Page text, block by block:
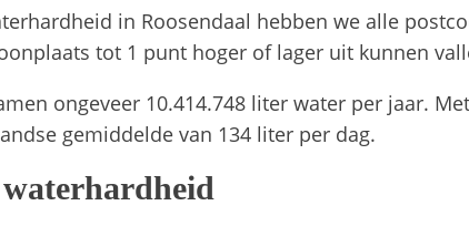
in Roosendaal hebben we alle
tot 1 punt hoger of lager uit kunnen
ongeveer 10.414.748 liter water per jaar.
gemiddelde van 134 liter per dag.